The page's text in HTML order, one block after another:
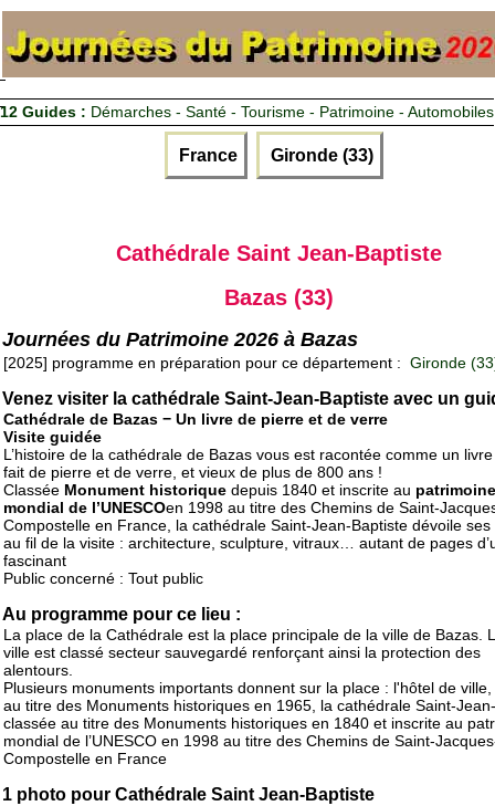
12 Guides : Démarches - Santé - Tourisme - Patrimoine - Automobiles
France Gironde (33)
Cathédrale Saint Jean-Baptiste
Bazas (33)
Journées du Patrimoine 2026 à Bazas
[2025] programme en préparation pour ce département : Gironde
Venez visiter la cathédrale Saint-Jean-Baptiste avec un
Cathédrale de Bazas − Un livre de pierre et de verre
Visite guidée
L’histoire de la cathédrale de Bazas vous est racontée comme un
fait de pierre et de verre, et vieux de plus de 800 ans !
Classée Monument historique depuis 1840 et inscrite au patrimoine
mondial de l’UNESCOen 1998 au titre des Chemins de Saint-
Compostelle en France, la cathédrale Saint-Jean-Baptiste dévoile ses
au fil de la visite : architecture, sculpture, vitraux… autant de pages
fascinant
Public concerné : Tout public
Au programme pour ce lieu :
La place de la Cathédrale est la place principale de la ville de Bazas.
ville est classé secteur sauvegardé renforçant ainsi la protection des
alentours.
Plusieurs monuments importants donnent sur la place : l'hôtel de
au titre des Monuments historiques en 1965, la cathédrale Saint-
classée au titre des Monuments historiques en 1840 et inscrite au
mondial de l’UNESCO en 1998 au titre des Chemins de Saint-
Compostelle en France
1 photo pour Cathédrale Saint Jean-Baptiste